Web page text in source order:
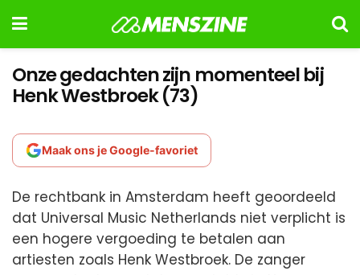
Onze gedachten zijn momenteel bij
Henk Westbroek (73)
Maak ons je Google-favoriet
De rechtbank in Amsterdam heeft geoordeeld
dat Universal Music Netherlands niet verplicht is
een hogere vergoeding te betalen aan
artiesten zoals Henk Westbroek. De zanger